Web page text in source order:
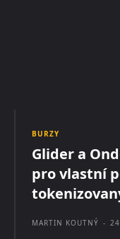
BURZY
Glider a
pro vlastní
MARTIN KOUTNÝ -